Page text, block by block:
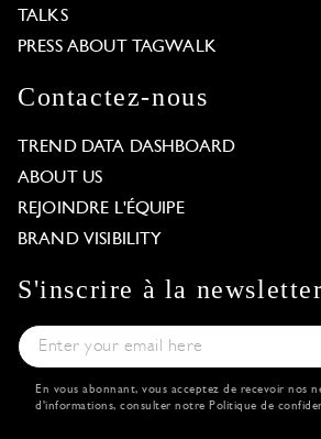
TALKS
PRESS ABOUT TAGWALK
Contactez-nous
TREND DATA DASHBOARD
ABOUT US
REJOINDRE L'ÉQUIPE
BRAND VISIBILITY
S'inscrire à la newsletter
En vous abonnant, vous acceptez de recevoir nos
d'informations, consulter notre Politique de